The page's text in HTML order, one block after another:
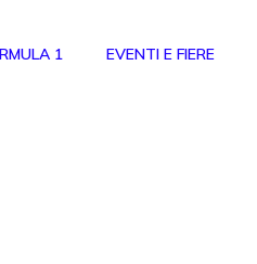
1 EVENTI E FIERE